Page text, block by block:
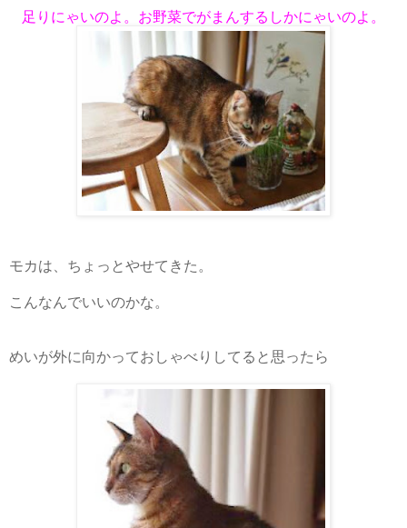
足りにゃいのよ。お野菜でがまんするしかにゃいのよ。
モカは、ちょっとやせてきた。
こんなんでいいのかな。
めいが外に向かっておしゃべりしてると思ったら